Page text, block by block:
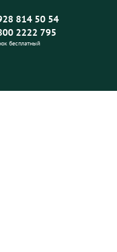
814 50 54
2222 795
бесплатный